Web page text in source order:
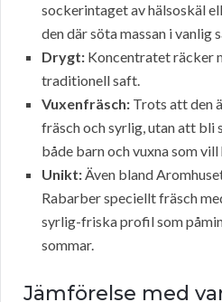
sockerintaget av hälsoskäl
den där söta massan i vanlig
Drygt: Koncentratet räcker
traditionell saft.
Vuxenfräsch: Trots att den
fräsch och syrlig, utan att bli
både barn och vuxna som
Unikt:Även bland
Rabarber speciellt fräsch
syrlig-friska profil som
sommar.
Jämförelse med